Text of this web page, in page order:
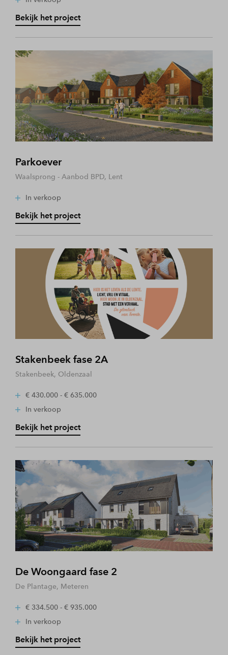
Bekijk het project
Parkoever
Waalsprong - Aanbod BPD, Lent
In verkoop
Bekijk het project
Stakenbeek fase 2A
Stakenbeek, Oldenzaal
€ 430.000 - € 635.000
In verkoop
Bekijk het project
De Woongaard fase 2
De Plantage, Meteren
€ 334.500 - € 935.000
In verkoop
Bekijk het project